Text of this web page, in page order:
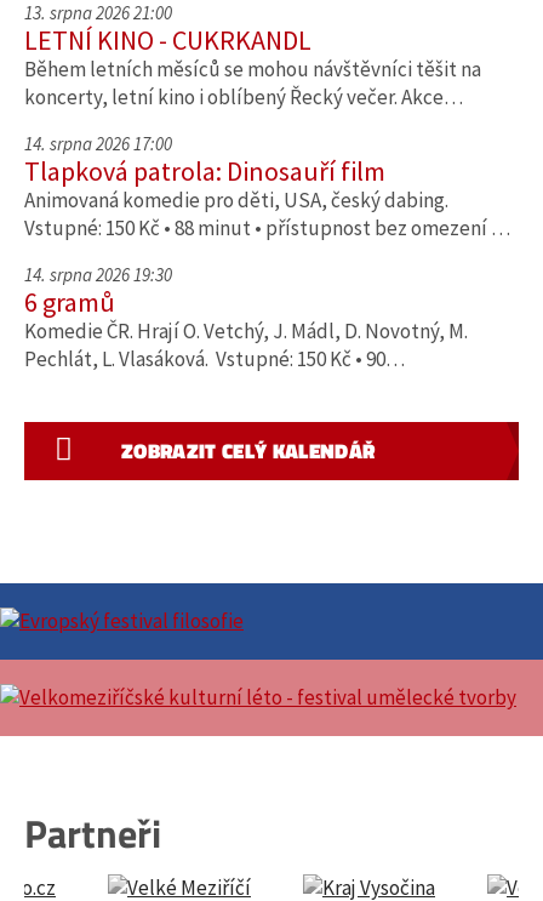
13. srpna 2026 21:00
LETNÍ KINO - CUKRKANDL
Během letních měsíců se mohou návštěvníci těšit na
koncerty, letní kino i oblíbený Řecký večer. Akce…
14. srpna 2026 17:00
Tlapková patrola: Dinosauří film
Animovaná komedie pro děti, USA, český dabing.
Vstupné: 150 Kč • 88 minut • přístupnost bez omezení …
14. srpna 2026 19:30
6 gramů
Komedie ČR. Hrají O. Vetchý, J. Mádl, D. Novotný, M.
Pechlát, L. Vlasáková. Vstupné: 150 Kč • 90…
ZOBRAZIT CELÝ KALENDÁŘ
Partneři